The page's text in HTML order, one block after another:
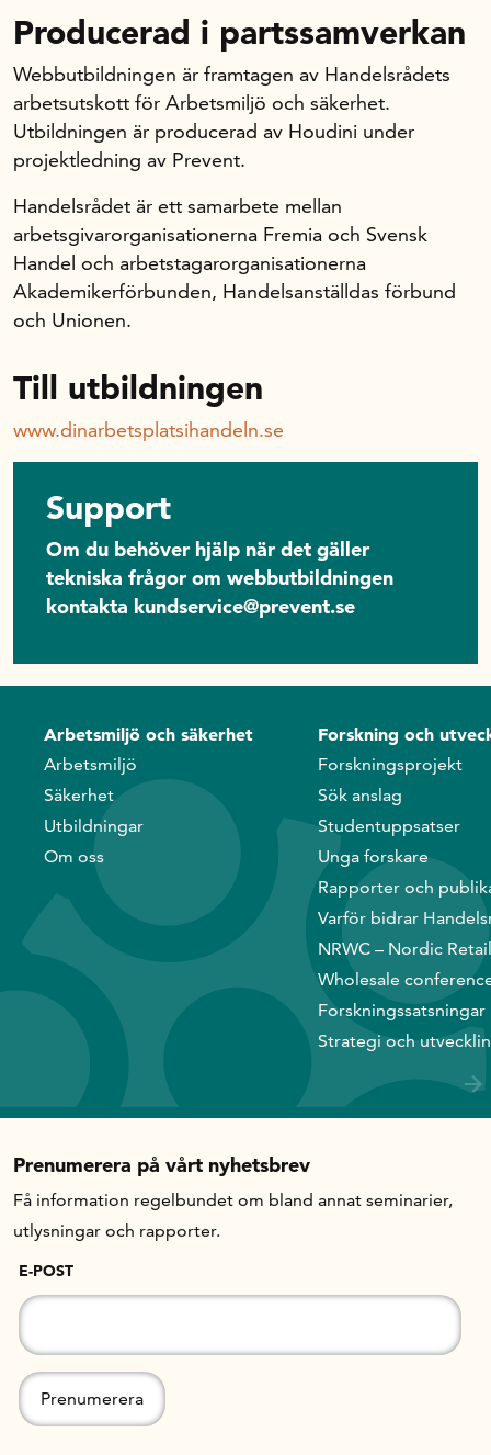
Producerad i partssamverkan
Webbutbildningen är framtagen av Handelsrådets
arbetsutskott för Arbetsmiljö och säkerhet.
Utbildningen är producerad av Houdini under
projektledning av Prevent.
Handelsrådet är ett samarbete mellan
arbetsgivarorganisationerna Fremia och Svensk
Handel och arbetstagarorganisationerna
Akademikerförbunden, Handelsanställdas förbund
och Unionen.
Till utbildningen
www.dinarbetsplatsihandeln.se
Support
Om du behöver hjälp när det gäller
tekniska frågor om webbutbildningen
kontakta kundservice@prevent.se
Arbetsmiljö och säkerhet
Arbetsmiljö
Säkerhet
Utbildningar
Om oss
Forskning och
Forskningsprojekt
Sök anslag
Studentuppsatser
Unga forskare
Rapporter och
Varför bidrar
NRWC – Nordic
Wholesale
Forskningssatsningar
Strategi och
Prenumerera på vårt nyhetsbrev
Få information regelbundet om bland annat seminarier,
utlysningar och rapporter.
E-POST